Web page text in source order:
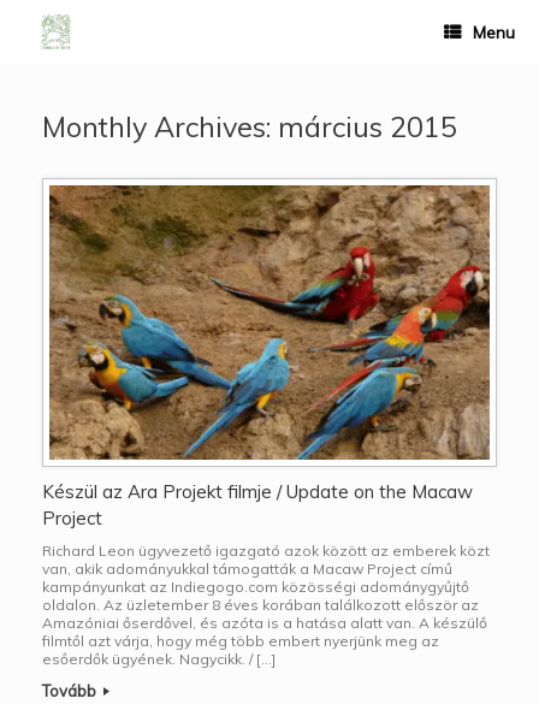
Menu
Monthly Archives: március 2015
Készül az Ara Projekt filmje / Update on the Macaw
Project
Richard Leon ügyvezető igazgató azok között az emberek közt
van, akik adományukkal támogatták a Macaw Project című
kampányunkat az Indiegogo.com közösségi adománygyűjtő
oldalon. Az üzletember 8 éves korában találkozott először az
Amazóniai őserdővel, és azóta is a hatása alatt van. A készülő
filmtől azt várja, hogy még több embert nyerjünk meg az
esőerdők ügyének. Nagycikk. / […]
Tovább